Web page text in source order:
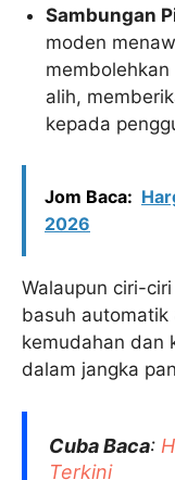
Sambungan
moden
alih,
kepada
Jom Baca:
2026
Walaupun ciri-
basuh automatik
kemudahan dan
dalam jangka
Cuba Baca:
Terkini